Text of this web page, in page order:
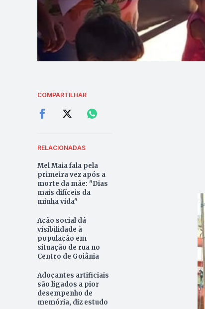
COMPARTILHAR
RELACIONADAS
Mel Maia fala pela
primeira vez após a
morte da mãe: "Dias
mais difíceis da
minha vida"
Ação social dá
visibilidade à
população em
situação de rua no
Centro de Goiânia
Adoçantes artificiais
são ligados a pior
desempenho de
memória, diz estudo